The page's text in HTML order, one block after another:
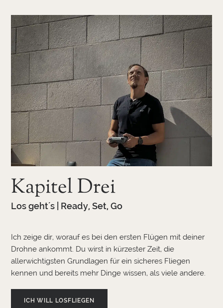
Kapitel Drei
Los geht´s | Ready, Set, Go
Ich zeige dir, worauf es bei den ersten Flügen mit deiner
Drohne ankommt. Du wirst in kürzester Zeit, die
allerwichtigsten Grundlagen für ein sicheres Fliegen
kennen und bereits mehr Dinge wissen, als viele andere.
ICH WILL LOSFLIEGEN